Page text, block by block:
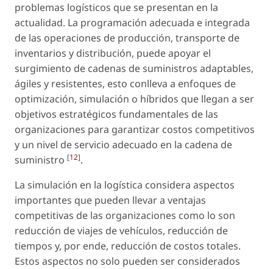
problemas logísticos que se presentan en la
actualidad. La programación adecuada e integrada
de las operaciones de producción, transporte de
inventarios y distribución, puede apoyar el
surgimiento de cadenas de suministros adaptables,
ágiles y resistentes, esto conlleva a enfoques de
optimización, simulación o híbridos que llegan a ser
objetivos estratégicos fundamentales de las
organizaciones para garantizar costos competitivos
y un nivel de servicio adecuado en la cadena de
suministro [12].
La simulación en la logística considera aspectos
importantes que pueden llevar a ventajas
competitivas de las organizaciones como lo son
reducción de viajes de vehículos, reducción de
tiempos y, por ende, reducción de costos totales.
Estos aspectos no solo pueden ser considerados